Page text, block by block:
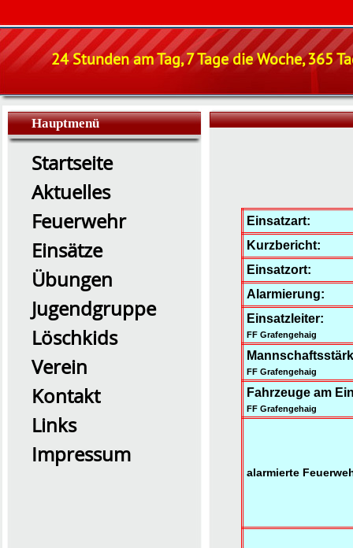
24 Stunden am Tag, 7 Tage die Woche, 365
Hauptmenü
Startseite
Aktuelles
Feuerwehr
Einsätze
Übungen
Jugendgruppe
Löschkids
Verein
Kontakt
Links
Impressum
Einsatzart:
Kurzbericht:
Einsatzort:
Alarmierung:
Einsatzleiter:
FF Grafengehaig
FF Grafengehaig
Fahrzeuge am
FF Grafengehaig
alarmierte